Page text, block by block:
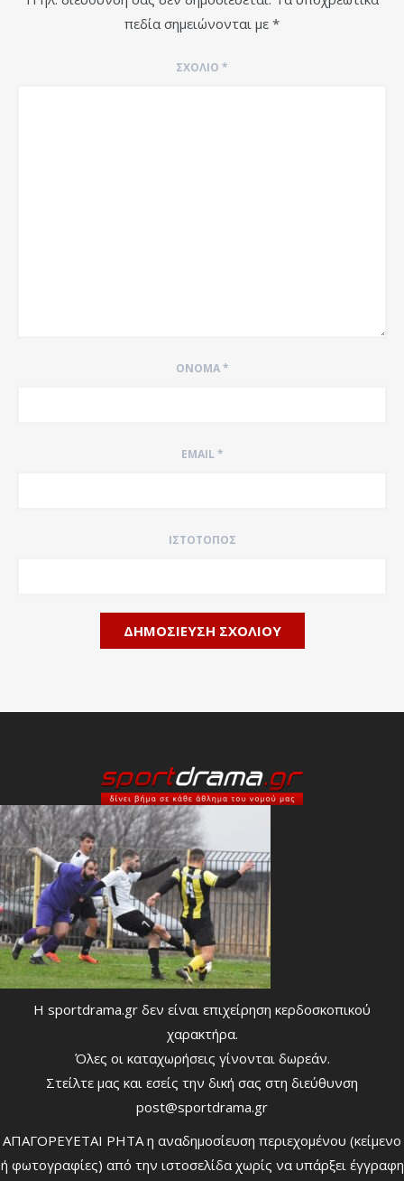
πεδία σημειώνονται με *
ΣΧΌΛΙΟ *
ΌΝΟΜΑ*
EMAIL*
ΙΣΤΌΤΟΠΟΣ
Η sportdrama.gr δεν είναι επιχείρηση κερδοσκοπικού
χαρακτήρα.
Όλες οι καταχωρήσεις γίνονται δωρεάν.
Στείλτε μας και εσείς την δική σας στη διεύθυνση
post@sportdrama.gr
ΑΠΑΓΟΡΕΥΕΤΑΙ ΡΗΤΑ η αναδημοσίευση περιεχομένου (κείμενο
ή φωτογραφίες) από την ιστοσελίδα χωρίς να υπάρξει έγγραφη